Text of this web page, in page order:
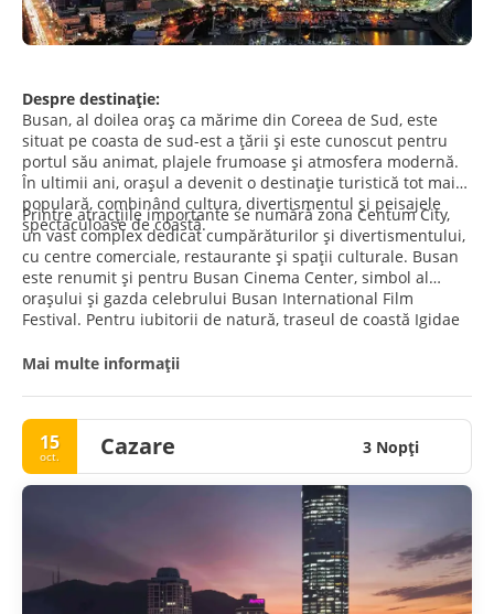
Despre destinație:
Busan, al doilea oraș ca mărime din Coreea de Sud, este
situat pe coasta de sud-est a țării și este cunoscut pentru
portul său animat, plajele frumoase și atmosfera modernă.
În ultimii ani, orașul a devenit o destinație turistică tot mai
populară, combinând cultura, divertismentul și peisajele
spectaculoase de coastă.
Printre atracțiile importante se numără zona Centum City,
un vast complex dedicat cumpărăturilor și divertismentului,
cu centre comerciale, restaurante și spații culturale. Busan
este renumit și pentru Busan Cinema Center, simbol al
orașului și gazda celebrului Busan International Film
Festival. Pentru iubitorii de natură, traseul de coastă Igidae
stâncilor, cu priveliști impresionante asupra oceanului și ale
Mai multe informații
15
oct. Cazare 3 Nopţi